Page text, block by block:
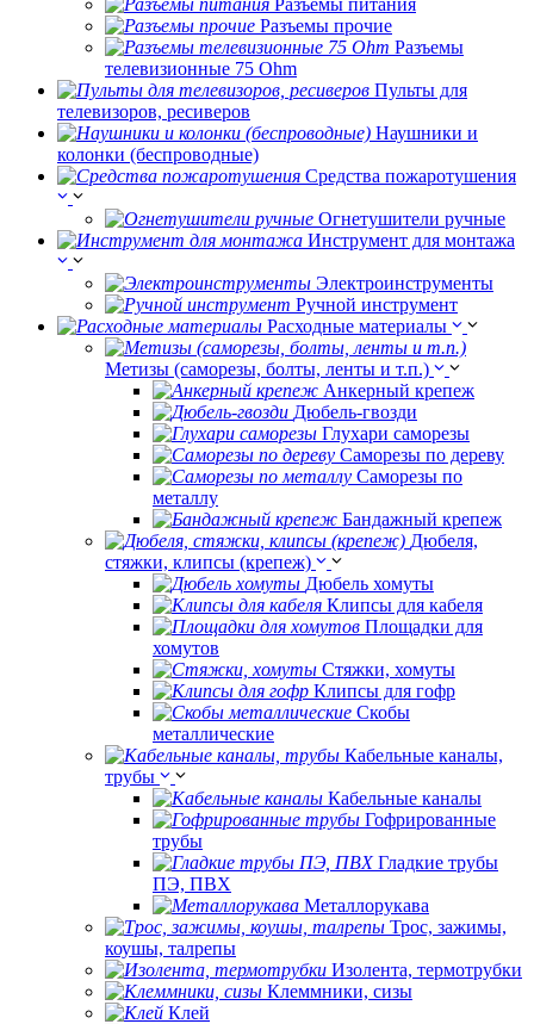
Разъемы питания
Разъемы прочие
Разъемы
телевизионные 75 Ohm
Пульты для
телевизоров, ресиверов
Наушники и
колонки (беспроводные)
Средства пожаротушения
Огнетушители ручные
Инструмент для монтажа
Электроинструменты
Ручной инструмент
Расходные материалы
Метизы (саморезы, болты, ленты и т.п.)
Анкерный крепеж
Дюбель-гвозди
Глухари саморезы
Саморезы по дереву
Саморезы по
металлу
Бандажный крепеж
Дюбеля,
стяжки, клипсы (крепеж)
Дюбель хомуты
Клипсы для кабеля
Площадки для
хомутов
Стяжки, хомуты
Клипсы для гофр
Скобы
металлические
Кабельные каналы,
трубы
Кабельные каналы
Гофрированные
трубы
Гладкие трубы
ПЭ, ПВХ
Металлорукава
Трос, зажимы,
коушы, талрепы
Изолента, термотрубки
Клеммники, сизы
Клей